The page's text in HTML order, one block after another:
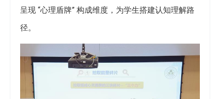
呈现 “心理盾牌” 构成维度，为学生搭建认知理解路
径。